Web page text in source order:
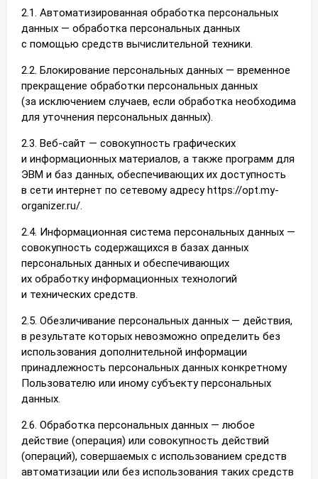
2.1. Автоматизированная обработка персональных
данных — обработка персональных данных
с помощью средств вычислительной техники.
2.2. Блокирование персональных данных — временное
прекращение обработки персональных данных
(за исключением случаев, если обработка необходима
для уточнения персональных данных).
2.3. Веб-сайт — совокупность графических
и информационных материалов, а также программ для
ЭВМ и баз данных, обеспечивающих их доступность
в сети интернет по сетевому адресу https://opt.my-
organizer.ru/.
2.4. Информационная система персональных данных —
совокупность содержащихся в базах данных
персональных данных и обеспечивающих
их обработку информационных технологий
и технических средств.
2.5. Обезличивание персональных данных — действия,
в результате которых невозможно определить без
использования дополнительной информации
принадлежность персональных данных конкретному
Пользователю или иному субъекту персональных
данных.
2.6. Обработка персональных данных — любое
действие (операция) или совокупность действий
(операций), совершаемых с использованием средств
автоматизации или без использования таких средств